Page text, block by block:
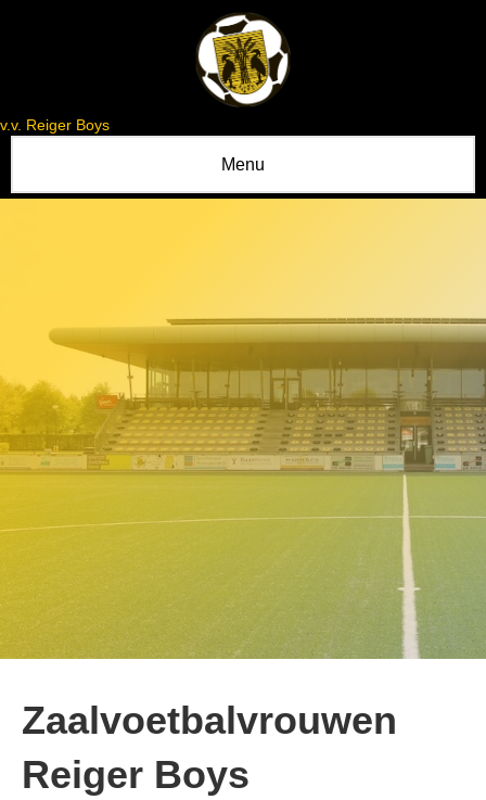
v.v. Reiger Boys
Menu
Zaalvoetbalvrouwen
Reiger Boys